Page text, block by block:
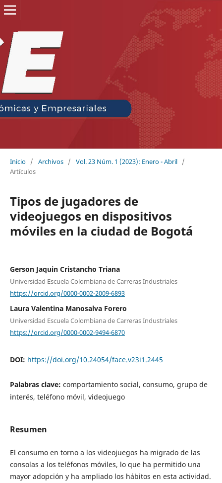
Inicio / Archivos / Vol. 23 Núm. 1 (2023): Enero - Abril /
Artículos
Tipos de jugadores de
videojuegos en dispositivos
móviles en la ciudad de Bogotá
Gerson Jaquin Cristancho Triana
Universidad Escuela Colombiana de Carreras Industriales
https://orcid.org/0000-0002-2009-6893
Laura Valentina Manosalva Forero
Universidad Escuela Colombiana de Carreras Industriales
https://orcid.org/0000-0002-9494-6870
DOI: https://doi.org/10.24054/face.v23i1.2445
Palabras clave: comportamiento social, consumo, grupo de
interés, teléfono móvil, videojuego
Resumen
El consumo en torno a los videojuegos ha migrado de las
consolas a los teléfonos móviles, lo que ha permitido una
mayor adopción y ha ampliado los hábitos en esta actividad.